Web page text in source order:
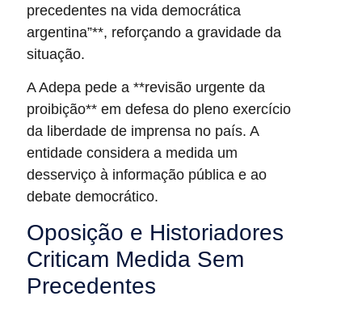
precedentes na vida democrática
argentina”**, reforçando a gravidade da
situação.
A Adepa pede a **revisão urgente da
proibição** em defesa do pleno exercício
da liberdade de imprensa no país. A
entidade considera a medida um
desserviço à informação pública e ao
debate democrático.
Oposição e Historiadores
Criticam Medida Sem
Precedentes